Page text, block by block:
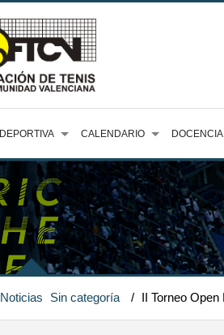
DEPORTIVA CALENDARIO DOCENCIA
Noticias Sin categoría / II Torneo Open